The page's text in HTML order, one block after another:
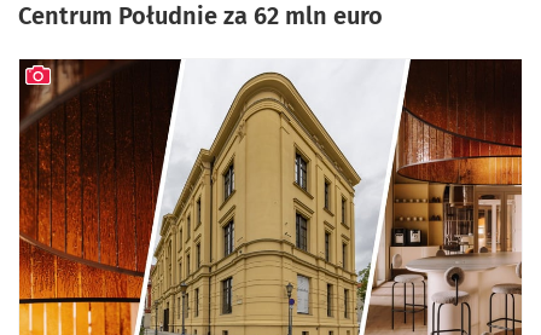
Centrum Południe za 62 mln euro